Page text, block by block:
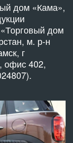
дом «Кама»,
дом
м. р-н
г
офис 402,